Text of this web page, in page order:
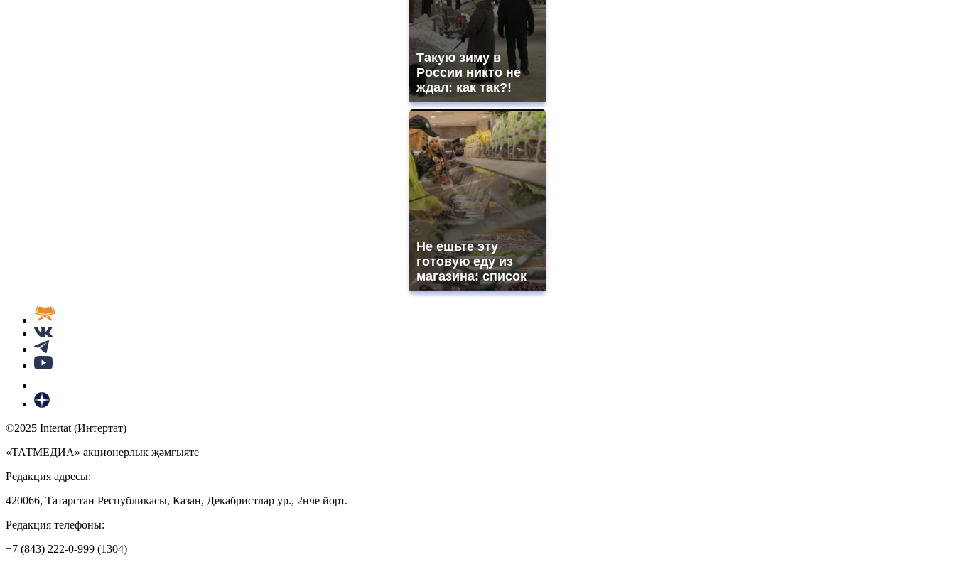
Такую зиму в
России никто не
ждал: как так?!
Не ешьте эту
готовую еду из
магазина: список
©2025 Intertat (Интертат)
«ТАТМЕДИА» акционерлык җәмгыяте
Редакция адресы:
420066, Татарстан Республикасы, Казан, Декабристлар ур., 2нче йорт.
Редакция телефоны:
+7 (843) 222-0-999 (1304)